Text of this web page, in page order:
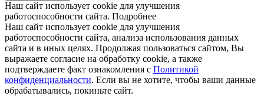
Наш сайт использует cookie для улучшения
работоспособности сайта. Подробнее
Наш сайт использует cookie для улучшения
работоспособности сайта, анализа использования данных
сайта и в иных целях. Продолжая пользоваться сайтом, Вы
выражаете согласие на обработку cookie, а также
подтверждаете факт ознакомления с Политикой
конфиденциальности. Если вы не хотите, чтобы ваши данные
обрабатывались, покиньте сайт.